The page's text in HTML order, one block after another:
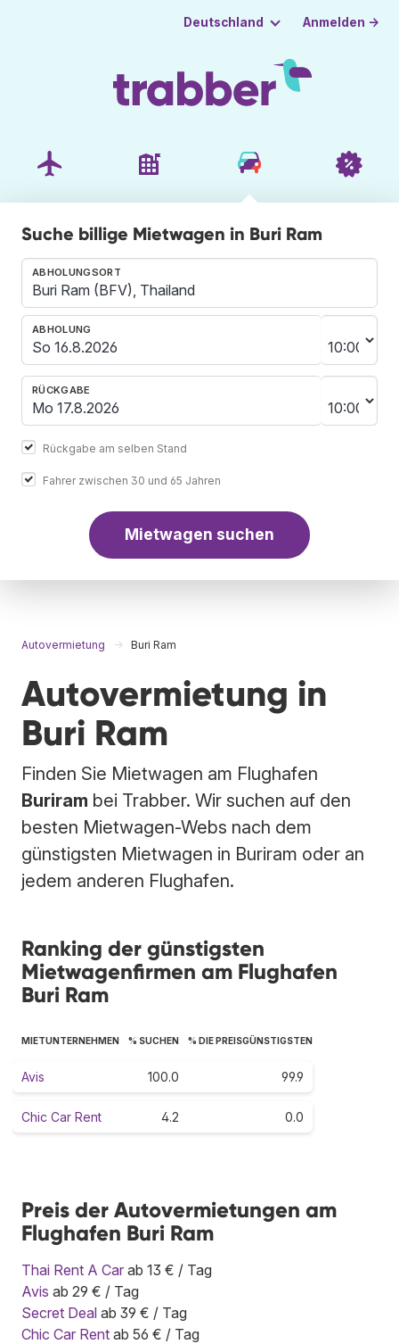
Deutschland Anmelden →
Suche billige Mietwagen in Buri Ram
ABHOLUNGSORT
ABHOLUNG
RÜCKGABE
Rückgabe am selben Stand
Fahrer zwischen 30 und 65 Jahren
Mietwagen suchen
Autovermietung Buri Ram
Autovermietung in
Buri Ram
Finden Sie Mietwagen am Flughafen
Buriram bei Trabber. Wir suchen auf den
besten Mietwagen-Webs nach dem
günstigsten Mietwagen in Buriram oder an
jedem anderen Flughafen.
Ranking der günstigsten
Mietwagenfirmen am Flughafen
Buri Ram
MIETUNTERNEHMEN % SUCHEN % DIE PREISGÜNSTIGSTEN
Avis 100.0 99.9
Chic Car Rent 4.2 0.0
Preis der Autovermietungen am
Flughafen Buri Ram
Thai Rent A Car ab 13 € / Tag
Avis ab 29 € / Tag
Secret Deal ab 39 € / Tag
Chic Car Rent ab 56 € / Tag